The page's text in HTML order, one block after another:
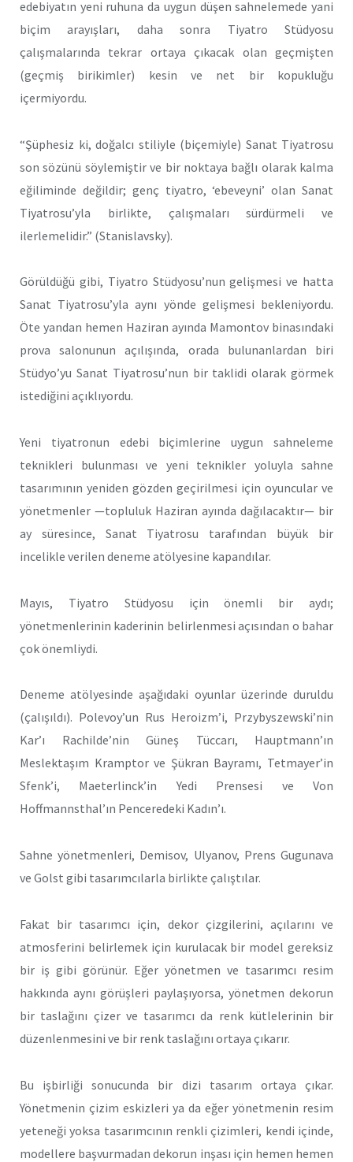
edebiyatın yeni ruhuna da uygun düşen sahnelemede yani
biçim arayışları, daha sonra Tiyatro Stüdyosu
çalışmalarında tekrar ortaya çıkacak olan geçmişten
(geçmiş birikimler) kesin ve net bir kopukluğu
içermiyordu.
“Şüphesiz ki, doğalcı stiliyle (biçemiyle) Sanat Tiyatrosu
son sözünü söylemiştir ve bir noktaya bağlı olarak kalma
eğiliminde de­ğildir; genç tiyatro, ‘ebeveyni’ olan Sanat
Tiyatrosu’yla birlikte, ça­lışmaları sürdürmeli ve
ilerlemelidir.” (Stanislavsky).
Görüldüğü gibi, Tiyatro Stüdyosu’nun gelişmesi ve hatta
Sanat Tiyatrosu’yla aynı yönde gelişmesi bekleniyordu.
Öte yandan hemen Haziran ayında Mamontov binasındaki
prova salonunun açılışında, orada bulunanlardan biri
Stüdyo’yu Sanat Tiyatrosu’nun bir taklidi olarak görmek
istediğini açıklıyordu.
Yeni tiyatronun edebi biçimlerine uygun sahneleme
teknikleri bulunması ve yeni teknikler yoluyla sahne
tasarımının yeniden göz­den geçirilmesi için oyuncular ve
yönetmenler —topluluk Haziran ayında dağılacaktır— bir
ay süresince, Sanat Tiyatrosu tarafından büyük bir
incelikle verilen deneme atölyesine kapandılar.
Mayıs, Tiyatro Stüdyosu için önemli bir aydı;
yönetmenlerinin kaderinin belirlenmesi açısından o bahar
çok önemliydi.
Deneme atölyesinde aşağıdaki oyunlar üzerinde duruldu
(çalı­şıldı). Polevoy’un Rus Heroizm’i, Przybyszewski’nin
Kar’ı Rachilde’nin Güneş Tüccarı, Hauptmann’ın
Meslektaşım Kramptor ve Şükran Bayramı, Tetmayer’in
Sfenk’i, Maeterlinck’in Yedi Prensesi ve Von
Hoffmannsthal’ın Penceredeki Kadın’ı.
Sahne yönetmenleri, Demisov, Ulyanov, Prens Gugunava
ve Golst gibi tasarımcılarla birlikte çalıştılar.
Fakat bir tasarımcı için, dekor çizgilerini, açılarını ve
atmosfe­rini belirlemek için kurulacak bir model gereksiz
bir iş gibi görünür. Eğer yönetmen ve tasarımcı resim
hakkında aynı görüşleri paylaşıyorsa, yönetmen dekorun
bir taslağını çizer ve tasarımcı da renk küt­lelerinin bir
düzenlenmesini ve bir renk taslağını ortaya çıkarır.
Bu işbirliği sonucunda bir dizi tasarım ortaya çıkar.
Yönetmenin çizim eskizleri ya da eğer yönetmenin resim
yeteneği yoksa tasarımcının renkli çizimleri, kendi içinde,
modellere başvurmadan dekorun inşası için hemen hemen